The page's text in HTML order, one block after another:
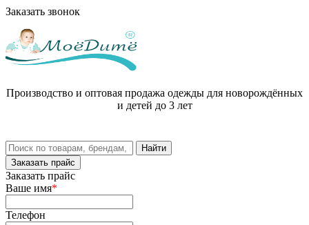
Заказать звонок
Производство и оптовая продажа одежды для новорождённых
и детей до 3 лет
Заказать прайс
Заказать прайс
Ваше имя*
Телефон